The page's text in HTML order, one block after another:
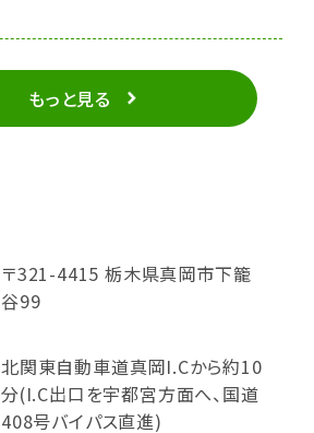
もっと見る
〒321-4415 栃木県真岡市下籠
谷99
北関東自動車道真岡I.Cから約10
分(I.C出口を宇都宮方面へ、国道
408号バイパス直進)